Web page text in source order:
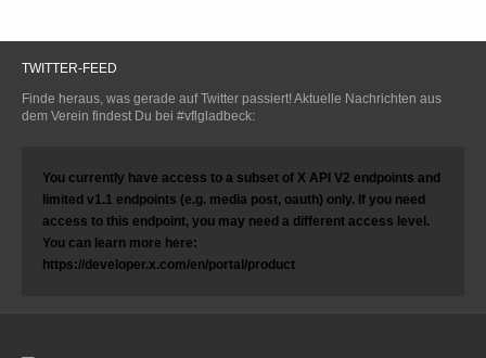
TWITTER-FEED
Finde heraus, was gerade auf Twitter passiert! Aktuelle Nachrichten aus
dem Verein findest Du bei #vflgladbeck:
You currently have access to a subset of X API V2 endpoints and
limited v1.1 endpoints (e.g. media post, oauth) only. If you need
access to this endpoint, you may need a different access level.
You can learn more here:
https://developer.x.com/en/portal/product